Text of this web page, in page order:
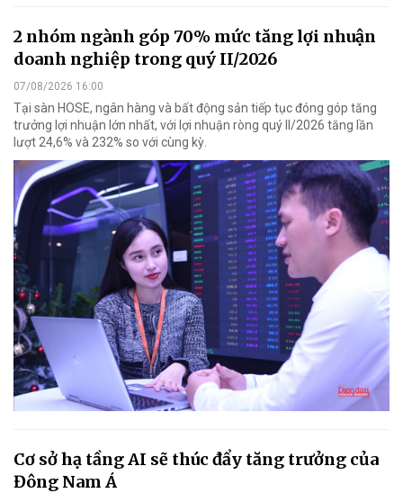
2 nhóm ngành góp 70% mức tăng lợi nhuận
doanh nghiệp trong quý II/2026
07/08/2026 16:00
Tại sàn HOSE, ngân hàng và bất động sản tiếp tục đóng góp tăng
trưởng lợi nhuận lớn nhất, với lợi nhuận ròng quý II/2026 tăng lần
lượt 24,6% và 232% so với cùng kỳ.
Cơ sở hạ tầng AI sẽ thúc đẩy tăng trưởng của
Đông Nam Á